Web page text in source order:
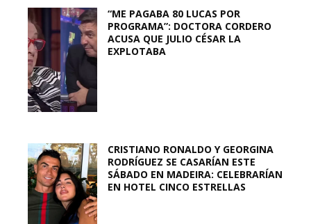
“ME PAGABA 80 LUCAS POR
PROGRAMA”: DOCTORA CORDERO
ACUSA QUE JULIO CÉSAR LA
EXPLOTABA
CRISTIANO RONALDO Y GEORGINA
RODRÍGUEZ SE CASARÍAN ESTE
SÁBADO EN MADEIRA: CELEBRARÍAN
EN HOTEL CINCO ESTRELLAS